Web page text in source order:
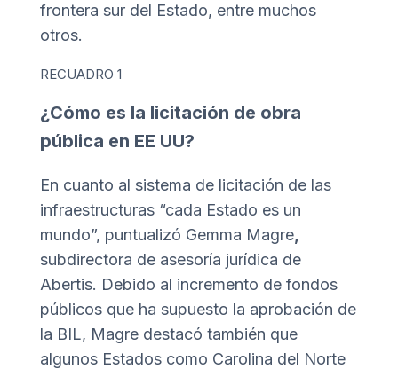
frontera sur del Estado, entre muchos
otros.
RECUADRO 1
¿Cómo es la licitación de obra
pública en EE UU?
En cuanto al sistema de licitación de las
infraestructuras “cada Estado es un
mundo”, puntualizó Gemma Magre,
subdirectora de asesoría jurídica de
Abertis. Debido al incremento de fondos
públicos que ha supuesto la aprobación de
la BIL, Magre destacó también que
algunos Estados como Carolina del Norte